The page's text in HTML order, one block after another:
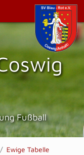
Fußball
Ewige Tabelle